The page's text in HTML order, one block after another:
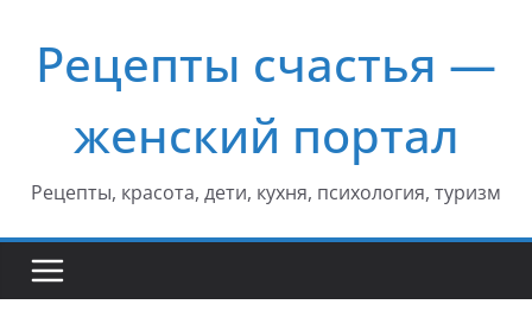
содержимому
Рецепты счастья —
женский портал
Рецепты, красота, дети, кухня, психология, туризм